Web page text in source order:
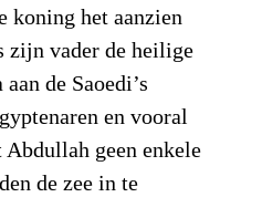
koning het aanzien
zijn vader de heilige
de Saoedi’s
en vooral
geen enkele
de zee in te